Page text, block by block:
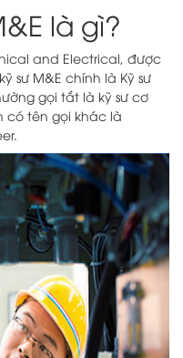
là gì?
and Electrical, được
sư M&E chính là Kỹ sư
gọi tắt là kỹ sư cơ
có tên gọi khác là